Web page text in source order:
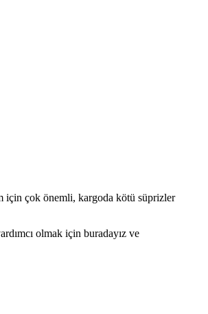
için çok önemli, kargoda kötü süprizler
olmak için buradayız ve